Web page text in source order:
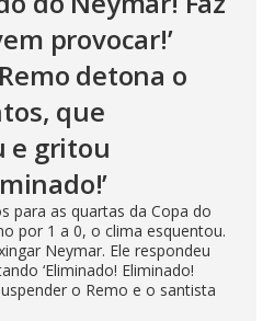
provocar!’
detona o
que
e gritou
para as quartas da Copa do
por 1 a 0, o clima esquentou.
Neymar. Ele respondeu
‘Eliminado! Eliminado!
o Remo e o santista